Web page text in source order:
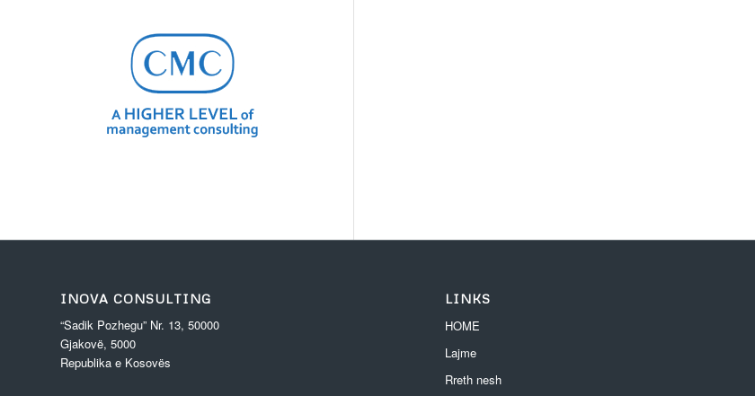
INOVA CONSULTING
“Sadik Pozhegu” Nr. 13, 50000
Gjakovë, 5000
Republika e Kosovës
LINKS
HOME
Lajme
Rreth nesh